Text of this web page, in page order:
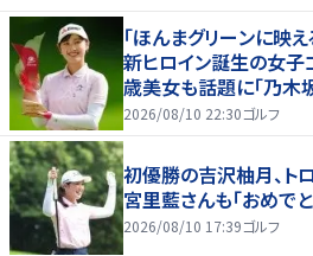
「ほんまグリーンに映
新ヒロイン誕生の女子
歳美女も話題に「乃木
い」「スーツもお似合いで
2026/08/10 22:30ゴルフ
初優勝の吉沢柚月、ト
宮里藍さんも「おめでと
2026/08/10 17:39ゴルフ